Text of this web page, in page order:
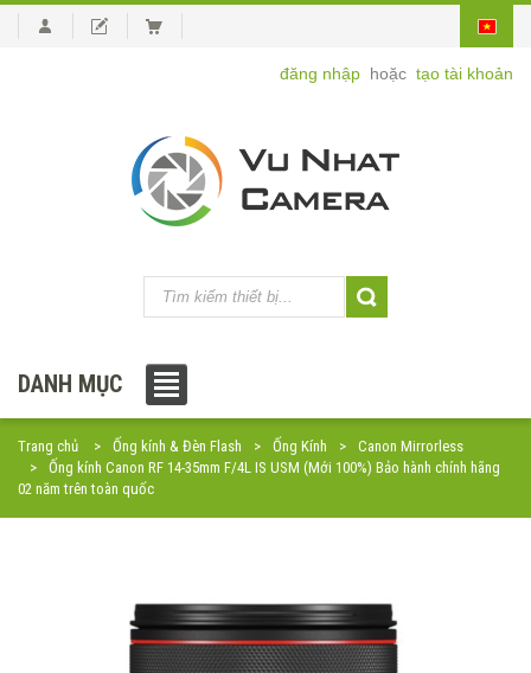
đăng nhập hoặc tạo tài khoản
DANH MỤC
Trang chủ Ống kính & Đèn Flash Ống Kính
Canon Mirrorless
Ống kính Canon RF 14-35mm F/4L IS USM (Mới 100%) Bảo hành chính hãng
02 năm trên toàn quốc